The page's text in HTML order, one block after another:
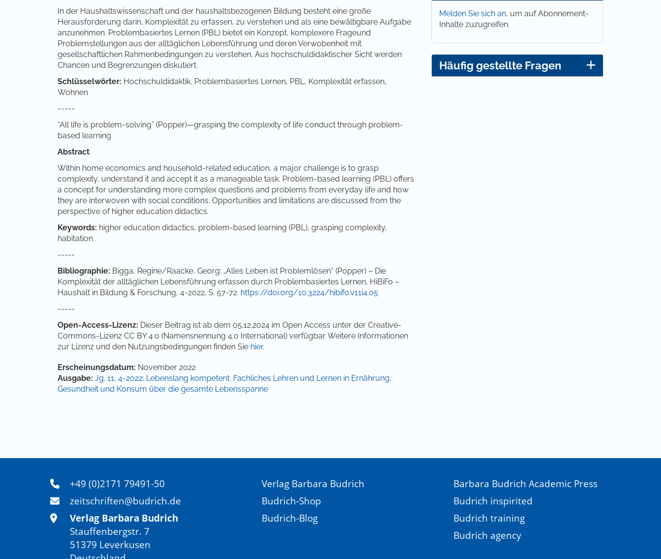
In der Haushaltswissenschaft und der haushaltsbezogenen Bildung besteht eine große
Herausforderung darin, Komplexität zu erfassen, zu verstehen und als eine bewältigbare Aufgabe
anzunehmen. Problembasiertes Lernen (PBL) bietet ein Konzept, komplexere Frageund
Problemstellungen aus der alltäglichen Lebensführung und deren Verwobenheit mit
gesellschaftlichen Rahmenbedingungen zu verstehen. Aus hochschuldidaktischer Sicht werden
Chancen und Begrenzungen diskutiert.
Schlüsselwörter: Hochschuldidaktik, Problembasiertes Lernen, PBL, Komplexität erfassen,
Wohnen
-----
“All life is problem-solving” (Popper)—grasping the complexity of life conduct through problem-
based learning
Abstract
Within home economics and household-related education, a major challenge is to grasp
complexity, understand it and accept it as a manageable task. Problem-based learning (PBL) offers
a concept for understanding more complex questions and problems from everyday life and how
they are interwoven with social conditions. Opportunities and limitations are discussed from the
perspective of higher education didactics.
Keywords: higher education didactics, problem-based learning (PBL), grasping complexity,
habitation
-----
Bibliographie: Bigga, Regine/Raacke, Georg: „Alles Leben ist Problemlösen“ (Popper) – Die
Komplexität der alltäglichen Lebensführung erfassen durch Problembasiertes Lernen, HiBiFo –
Haushalt in Bildung & Forschung, 4-2022, S. 57-72. https://doi.org/10.3224/hibifo.v11i4.05
-----
Open-Access-Lizenz: Dieser Beitrag ist ab dem 05.12.2024 im Open Access unter der Creative-
Commons-Lizenz CC BY 4.0 (Namensnennung 4.0 International) verfügbar. Weitere Informationen
zur Lizenz und den Nutzungsbedingungen finden Sie hier.
Artikel-Details
Erscheinungsdatum: November 2022
Ausgabe: Jg. 11, 4-2022: Lebenslang kompetent. Fachliches Lehren und Lernen in Ernährung,
Gesundheit und Konsum über die gesamte Lebensspanne
Melden Sie sich an, um auf Abonnement-
Inhalte zuzugreifen.
Häufig gestellte Fragen
+49 (0)2171 79491-50
zeitschriften@budrich.de
Verlag Barbara Budrich
Stauffenbergstr. 7
51379 Leverkusen
Verlag Barbara Budrich
Budrich-Shop
Budrich-Blog
Barbara Budrich Academic Press
Budrich inspirited
Budrich training
Budrich agency